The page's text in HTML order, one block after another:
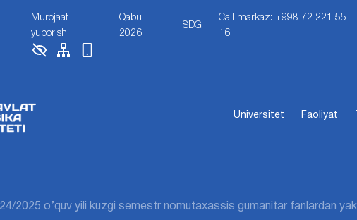
Murojaat
yuborish
Qabul
2026
SDG
Call markaz: +998 72 221 55
16
Universitet Faoliyat
2025 o’quv yili kuzgi semestr nomutaxassis gumanitar fanlardan